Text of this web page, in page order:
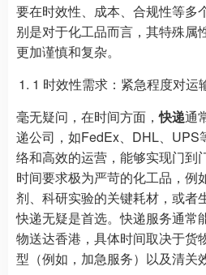
要在时效性、成本、合规性等多
别是对于化工品而言，其特殊属
更加谨慎和复杂。
1 时效性需求：紧急程度对运
毫无疑问，在时间方面，快递通
递公司，如FedEx、DHL、UPS
络和高效的运营，能够实现门到
时间要求极为严苛的化工品，例
剂、科研实验的关键耗材，或者
快递无疑是首选。快递服务通常
物送达香港，具体时间取决于货
型（例如，加急服务）以及清关